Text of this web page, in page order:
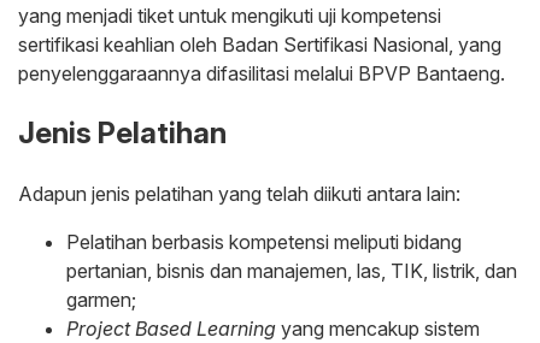
yang menjadi tiket untuk mengikuti uji kompetensi
sertifikasi keahlian oleh Badan Sertifikasi Nasional, yang
penyelenggaraannya difasilitasi melalui BPVP Bantaeng.
Jenis Pelatihan
Adapun jenis pelatihan yang telah diikuti antara lain:
Pelatihan berbasis kompetensi meliputi bidang
pertanian, bisnis dan manajemen, las, TIK, listrik, dan
garmen;
Project Based Learning yang mencakup sistem